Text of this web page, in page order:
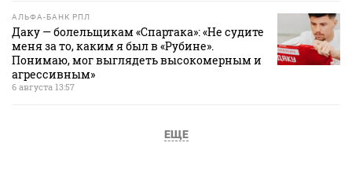
АЛЬФА-БАНК РПЛ
Даку — болельщикам «Спартака»: «Не судите
меня за то, каким я был в «Рубине».
Понимаю, мог выглядеть высокомерным и
агрессивным»
6 августа 13:57
ЕЩЕ